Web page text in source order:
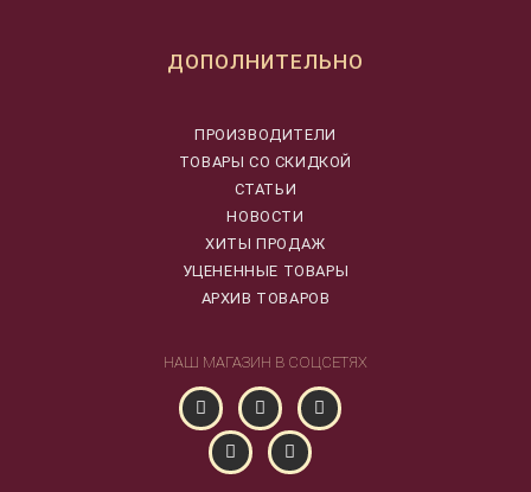
ДОПОЛНИТЕЛЬНО
ПРОИЗВОДИТЕЛИ
ТОВАРЫ СО СКИДКОЙ
СТАТЬИ
НОВОСТИ
ХИТЫ ПРОДАЖ
УЦЕНЕННЫЕ ТОВАРЫ
АРХИВ ТОВАРОВ
НАШ МАГАЗИН В СОЦСЕТЯХ